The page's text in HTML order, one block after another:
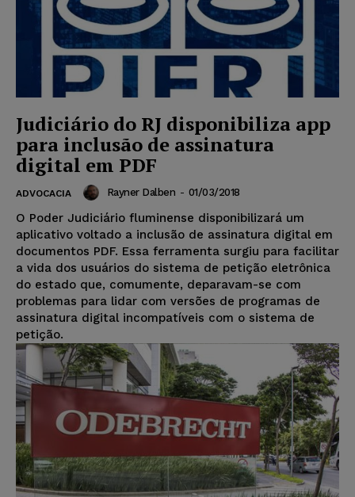
Judiciário do RJ disponibiliza app
para inclusão de assinatura
digital em PDF
ADVOCACIA Rayner Dalben - 01/03/2018
O Poder Judiciário fluminense disponibilizará um
aplicativo voltado a inclusão de assinatura digital em
documentos PDF. Essa ferramenta surgiu para facilitar
a vida dos usuários do sistema de petição eletrônica
do estado que, comumente, deparavam-se com
problemas para lidar com versões de programas de
assinatura digital incompatíveis com o sistema de
petição.